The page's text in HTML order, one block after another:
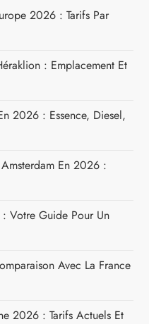
2026 : Tarifs Par
: Emplacement Et
2026 : Essence, Diesel,
En 2026 :
Votre Guide Pour Un
Avec La France
2026 : Tarifs Actuels Et